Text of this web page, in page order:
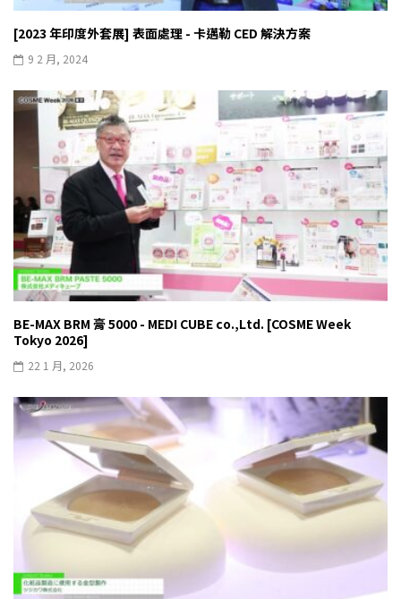
[2023 年印度外套展] 表面處理 - 卡邁勒 CED 解決方案
9 2 月, 2024
BE-MAX BRM 膏 5000 - MEDI CUBE co.,Ltd. [COSME Week
Tokyo 2026]
22 1 月, 2026